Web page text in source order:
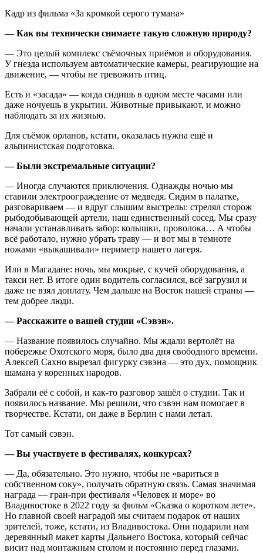
Кадр из фильма «За кромкой серого тумана»
— Как вы технически снимаете такую сложную природу?
— Это целый комплекс съёмочных приёмов и оборудования.
У гнезда используем автоматические камеры, реагирующие на
движение, — чтобы не тревожить птиц.
Есть и «засада» — когда сидишь в одном месте часами или
даже ночуешь в укрытии. Животные привыкают, и можно
наблюдать за их жизнью.
Для съёмок орланов, кстати, оказалась нужна ещё и
альпинистская подготовка.
— Были экстремальные ситуации?
— Иногда случаются приключения. Однажды ночью мы
ставили электроограждение от медведя. Сидим в палатке,
разговариваем — и вдруг слышим выстрелы: стрелял сторож
рыбодобывающей артели, наш единственный сосед. Мы сразу
начали устанавливать забор: колышки, проволока… А чтобы
всё работало, нужно убрать траву — и вот мы в темноте
ножами «выкашивали» периметр нашего лагеря.
Или в Магадане: ночь, мы мокрые, с кучей оборудования, а
такси нет. В итоге один водитель согласился, всё загрузил и
даже не взял доплату. Чем дальше на Восток нашей страны —
тем добрее люди.
— Расскажите о вашей студии «Сэвэн».
— Название появилось случайно. Мы ждали вертолёт на
побережье Охотского моря, было два дня свободного времени.
Алексей Сахно вырезал фигурку сэвэна — это дух, помощник
шамана у коренных народов.
Забрали её с собой, и как‑то разговор зашёл о студии. Так и
появилось название. Мы решили, что сэвэн нам помогает в
творчестве. Кстати, он даже в Берлин с нами летал.
Тот самый сэвэн.
— Вы участвуете в фестивалях, конкурсах?
— Да, обязательно. Это нужно, чтобы не «вариться в
собственном соку», получать обратную связь. Самая значимая
награда — гран‑при фестиваля «Человек и море» во
Владивостоке в 2022 году за фильм «Сказка о коротком лете».
Но главной своей наградой мы считаем подарок от наших
зрителей, тоже, кстати, из Владивостока. Они подарили нам
деревянный макет карты Дальнего Востока, который сейчас
висит над монтажным столом и постоянно перед глазами.